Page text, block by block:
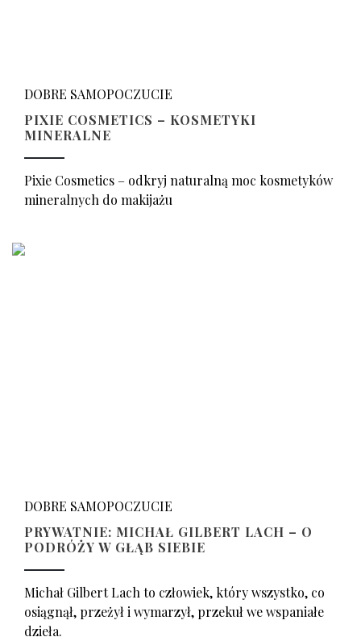
DOBRE SAMOPOCZUCIE
PIXIE COSMETICS – KOSMETYKI
MINERALNE
Pixie Cosmetics – odkryj naturalną moc kosmetyków
mineralnych do makijażu
DOBRE SAMOPOCZUCIE
PRYWATNIE: MICHAŁ GILBERT LACH – O
PODRÓŻY W GŁĄB SIEBIE
Michał Gilbert Lach to człowiek, który wszystko, co
osiągnął, przeżył i wymarzył, przekuł we wspaniałe
dzieła.